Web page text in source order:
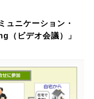
ュニケーション・
ビデオ会議）」